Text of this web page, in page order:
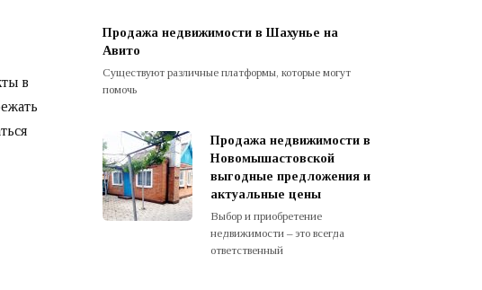
в
Продажа недвижимости в Шахунье на
Авито
Существуют различные платформы, которые могут
помочь
Продажа недвижимости в
Новомышастовской
выгодные предложения и
актуальные цены
Выбор и приобретение
недвижимости – это всегда
ответственный